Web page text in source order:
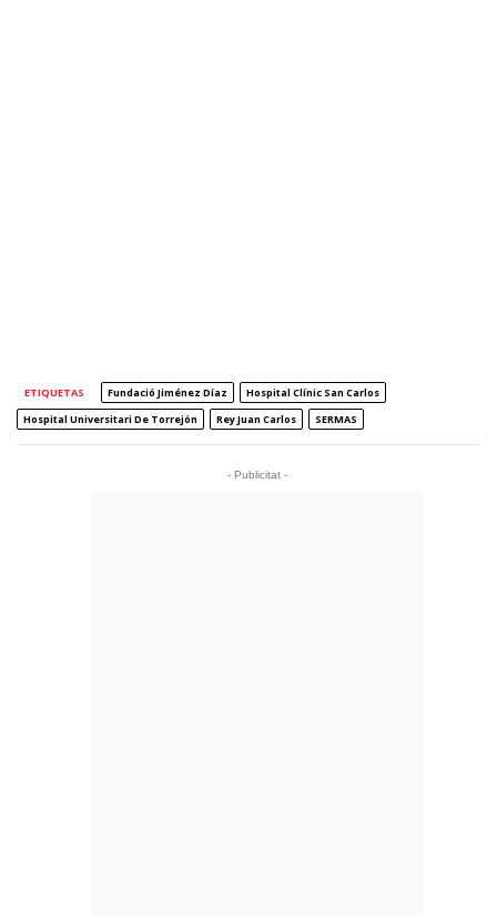
ETIQUETAS Fundació Jiménez Díaz
Hospital Clínic San Carlos
Hospital Universitari De Torrejón
Rey Juan Carlos SERMAS
- Publicitat -